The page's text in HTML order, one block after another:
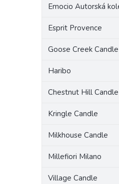
Emocio Autorská
Esprit Provence
Goose Creek Candle
Haribo
Chestnut Hill Candle
Kringle Candle
Milkhouse Candle
Millefiori Milano
Village Candle